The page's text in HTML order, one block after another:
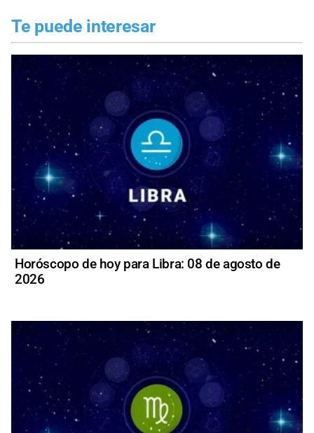
Te puede interesar
Horóscopo de hoy para Libra: 08 de agosto de
2026